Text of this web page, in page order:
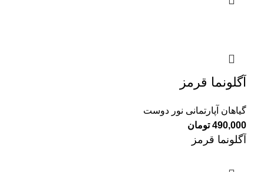
آگلونما قرمز
گیاهان آپارتمانی نور دوست
490,000 تومان
آگلونما قرمز